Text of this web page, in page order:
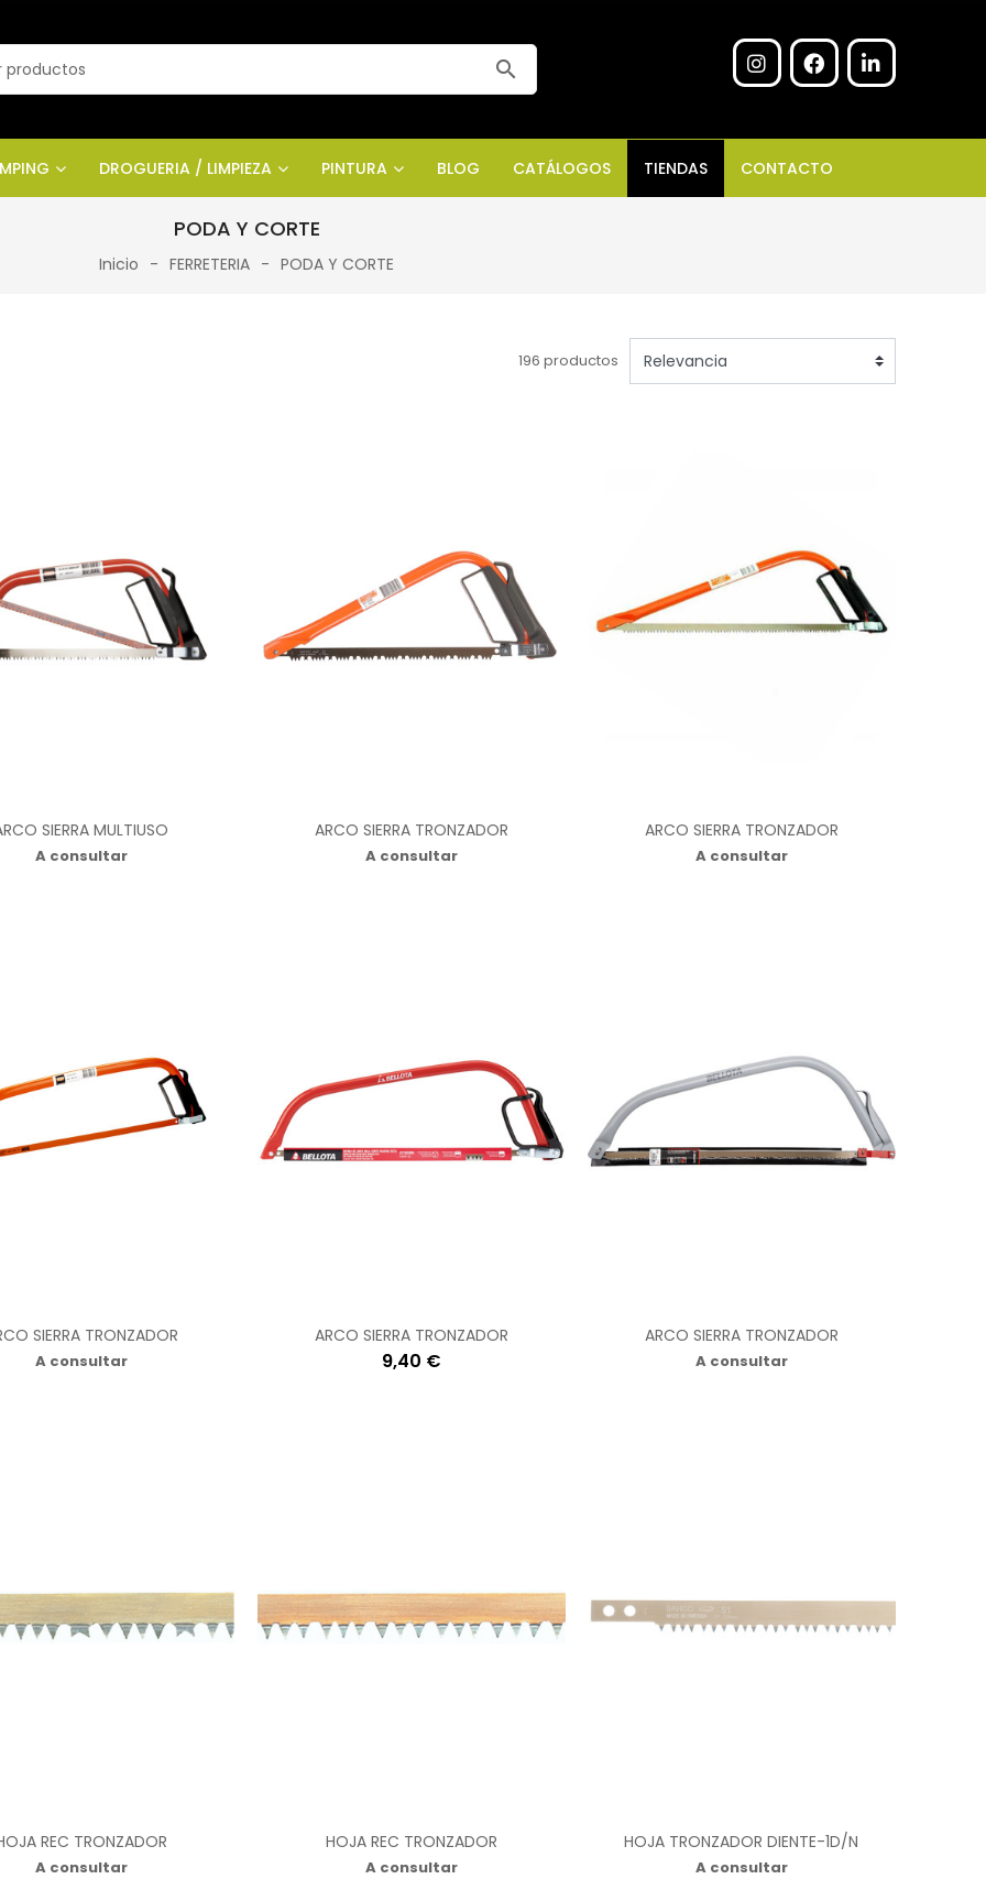
search
DROGUERIA / LIMPIEZA PINTURA BLOG CATÁLOGOS TIENDAS CONTACTO
PODA Y CORTE
Inicio FERRETERIA PODA Y CORTE
196 productos
SIERRA MULTIUSO
A consultar
ARCO SIERRA TRONZADOR
A consultar
ARCO SIERRA TRONZADOR
A consultar
SIERRA TRONZADOR
A consultar
ARCO SIERRA TRONZADOR
9,40 €
ARCO SIERRA TRONZADOR
A consultar
REC TRONZADOR
A consultar
HOJA REC TRONZADOR
A consultar
HOJA TRONZADOR DIENTE-1D/N
A consultar